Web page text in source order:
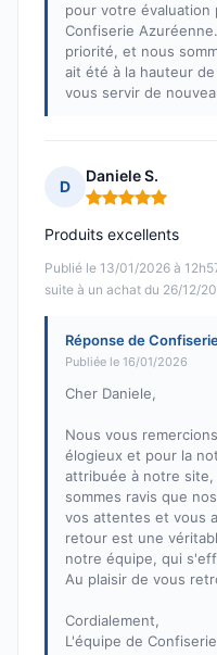
pour votre
Confiserie
priorité, et nous
ait été à la hauteur
vous servir de
D
Daniele S.
Note : 5 sur 5
Publié le 13/01/2026 à
suite à un achat du 26/12/
Produits excellents
Réponse de
Publiée le 16/01/2026
Cher Daniele,
Nous vous
élogieux et pour la
attribuée à notre
sommes ravis que
vos attentes et vous
retour est une
notre équipe, qui
Au plaisir de vous
Cordialement,
L'équipe de